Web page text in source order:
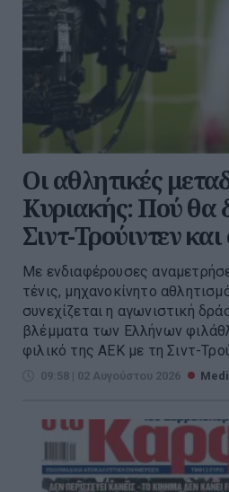
Οι αθλητικές
Κυριακής: Πού θα
Σιντ-Τρούιντεν
Με ενδιαφέρουσες
τένις, μηχανοκίνητο
συνεχίζεται η αγωνιστική
βλέμματα των Ελλήνων
φιλικό της ΑΕΚ με τη Σιντ-
09:58 | 02 Αυγούστου 2026